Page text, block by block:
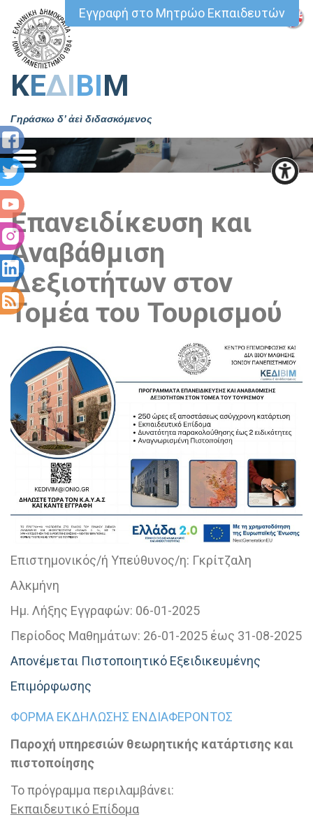
ΚΕΔΙΒΙΜ
Γηράσκω δ’ ἀεὶ διδασκόμενος
Εγγραφή στο Μητρώο Εκπαιδευτών
Eπανειδίκευση και
Αναβάθμιση
Δεξιοτήτων στον
Τομέα του Τουρισμού
Επιστημονικός/ή Υπεύθυνος/η: Γκρίτζαλη
Αλκμήνη
Ημ. Λήξης Εγγραφών: 06-01-2025
Περίοδος Μαθημάτων: 26-01-2025 έως 31-08-2025
Απονέμεται Πιστοποιητικό Εξειδικευμένης
Επιμόρφωσης
ΦΟΡΜΑ ΕΚΔΗΛΩΣΗΣ ΕΝΔΙΑΦΕΡΟΝΤΟΣ
Παροχή υπηρεσιών θεωρητικής κατάρτισης και
πιστοποίησης
Το πρόγραμμα περιλαμβάνει:
Εκπαιδευτικό Επίδομα